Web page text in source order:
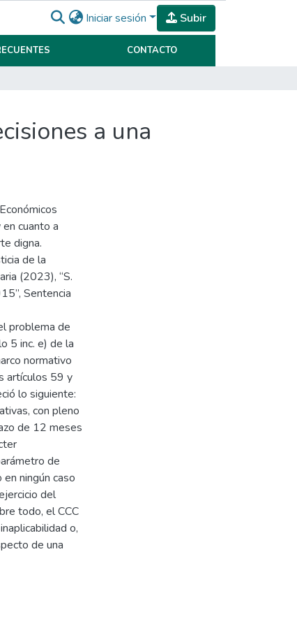
Iniciar sesión Subir
CONTACTO
a una
cuanto a
digna.
de la
(2023), “S.
Sentencia
problema de
5 inc. e) de la
normativo
artículos 59 y
lo siguiente:
con pleno
de 12 meses
de
ningún caso
del
todo, el CCC
o,
de una